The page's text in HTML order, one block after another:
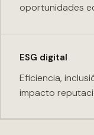
oportunidades
ESG digital
Eficiencia,
impacto